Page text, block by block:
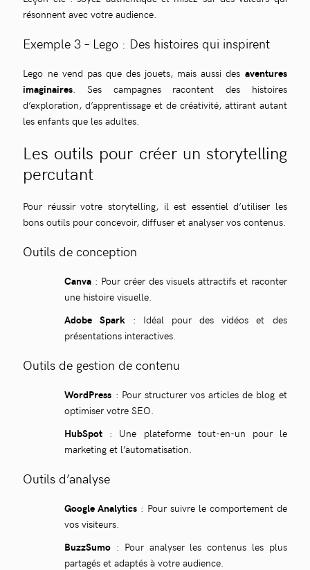
résonnent avec votre audience.
Exemple 3 – Lego : Des histoires qui inspirent
Lego ne vend pas que des jouets, mais aussi des aventures
imaginaires. Ses campagnes racontent des histoires
d’exploration, d’apprentissage et de créativité, attirant autant
les enfants que les adultes.
Les outils pour créer un storytelling
percutant
Pour réussir votre storytelling, il est essentiel d’utiliser les
bons outils pour concevoir, diffuser et analyser vos contenus.
Outils de conception
Canva : Pour créer des visuels attractifs et raconter
une histoire visuelle.
Adobe Spark: Idéal pour des vidéos et des
présentations interactives.
Outils de gestion de contenu
WordPress : Pour structurer vos articles de blog et
optimiser votre SEO.
HubSpot : Une plateforme tout-en-un pour le
marketing et l’automatisation.
Outils d’analyse
Google Analytics : Pour suivre le comportement de
vos visiteurs.
BuzzSumo : Pour analyser les contenus les plus
partagés et adaptés à votre audience.